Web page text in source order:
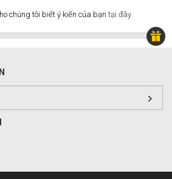
chúng tôi biết ý kiến của bạn tại đây